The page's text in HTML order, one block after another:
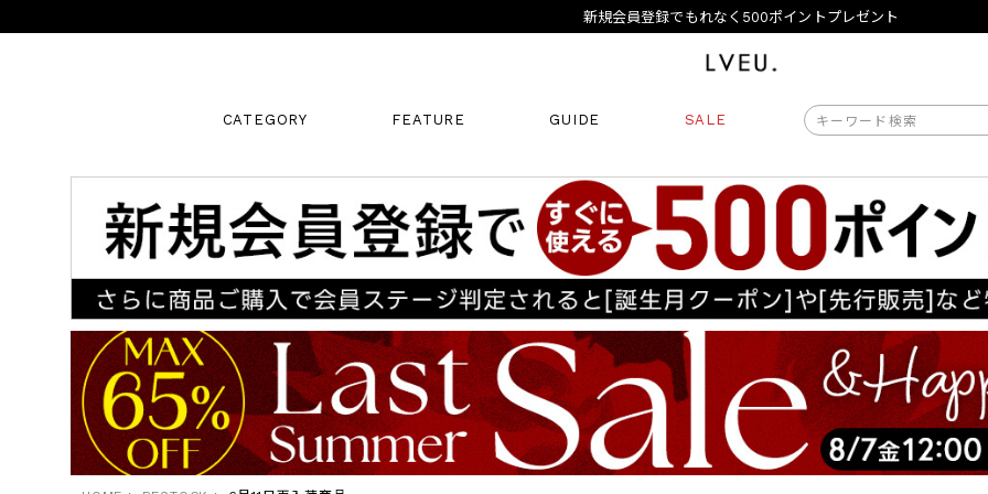
夏季休業日のご案内
10,000円以上ご購入で送料無料
夏季休業日のご案内
令和8年熊本地震の影響によるお荷物のお届けについて
CATEGORY FEATURE GUIDE SALE
商品番号
販売タイプ
新着 再入荷
SALE
商品タイプ
ORIGINAL HIT
カラー 価格（税込）